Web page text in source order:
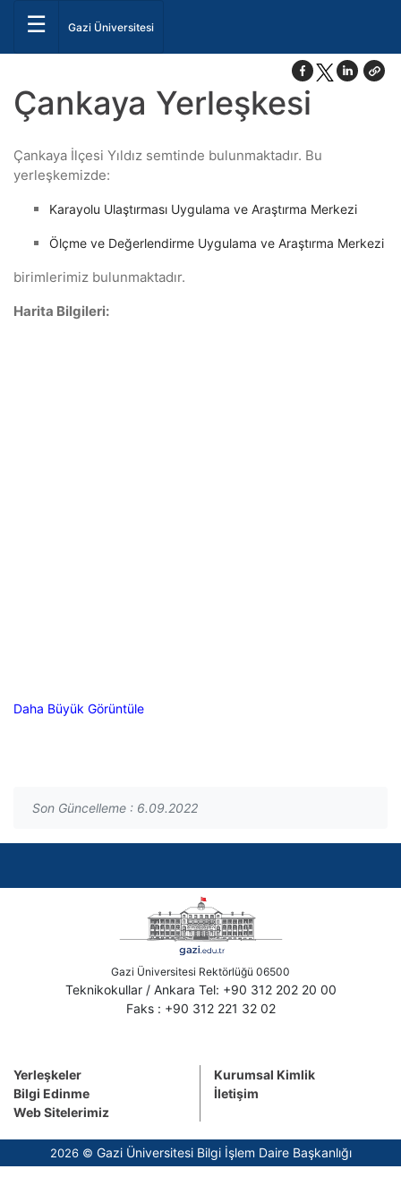
☰ Gazi Üniversitesi
Çankaya Yerleşkesi
Çankaya İlçesi Yıldız semtinde bulunmaktadır. Bu
yerleşkemizde:
Karayolu Ulaştırması Uygulama ve Araştırma Merkezi
Ölçme ve Değerlendirme Uygulama ve Araştırma Merkezi
birimlerimiz bulunmaktadır.
Harita Bilgileri:
Daha Büyük Görüntüle
Son Güncelleme : 6.09.2022
Gazi Üniversitesi Rektörlüğü 06500
Teknikokullar / Ankara Tel: +90 312 202 20 00
Faks : +90 312 221 32 02
Yerleşkeler
Bilgi Edinme
Web Sitelerimiz
Kurumsal Kimlik
İletişim
2026 © Gazi Üniversitesi Bilgi İşlem Daire Başkanlığı